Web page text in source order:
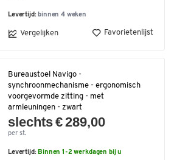
Levertijd: binnen 4 weken
Vergelijken Favorietenlijst
Bureaustoel Navigo -
synchroonmechanisme - ergonomisch
voorgevormde zitting - met
armleuningen - zwart
slechts € 289,00
per st.
Levertijd: Binnen 1-2 werkdagen bij u